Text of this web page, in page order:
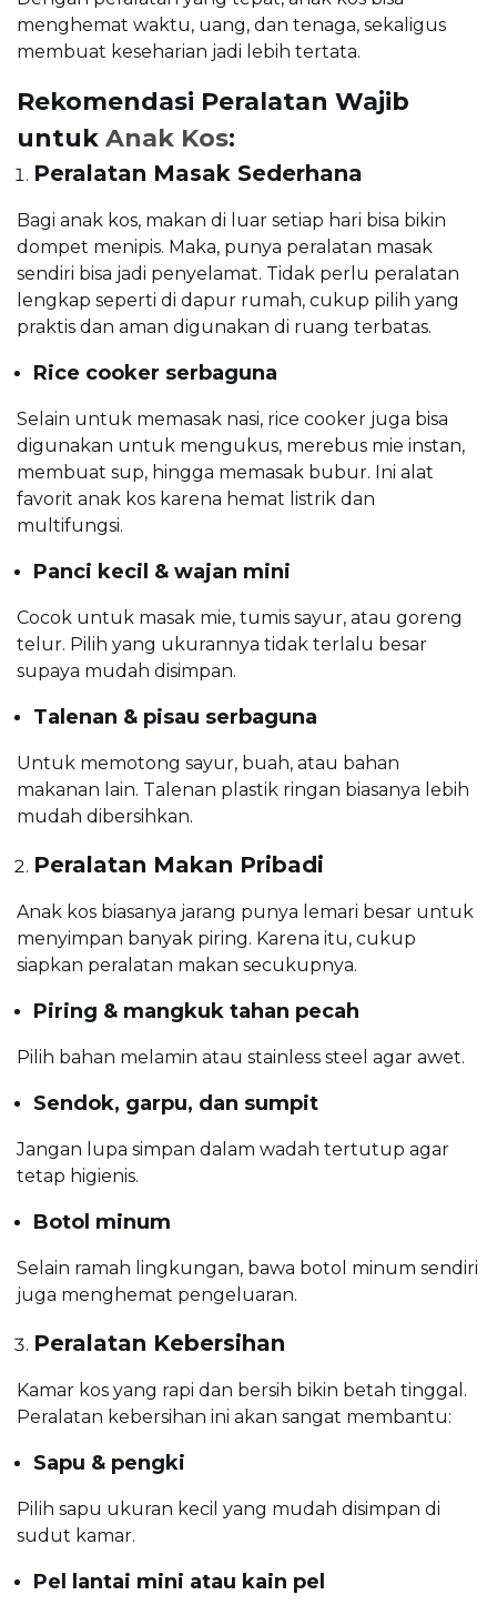
menghemat waktu, uang, dan tenaga, sekaligus
membuat keseharian jadi lebih tertata.
Rekomendasi Peralatan Wajib
untuk Anak Kos:
Peralatan Masak Sederhana
Bagi anak kos, makan di luar setiap hari bisa bikin
dompet menipis. Maka, punya peralatan masak
sendiri bisa jadi penyelamat. Tidak perlu peralatan
lengkap seperti di dapur rumah, cukup pilih yang
praktis dan aman digunakan di ruang terbatas.
Rice cooker serbaguna
Selain untuk memasak nasi, rice cooker juga bisa
digunakan untuk mengukus, merebus mie instan,
membuat sup, hingga memasak bubur. Ini alat
favorit anak kos karena hemat listrik dan
multifungsi.
Panci kecil & wajan mini
Cocok untuk masak mie, tumis sayur, atau goreng
telur. Pilih yang ukurannya tidak terlalu besar
supaya mudah disimpan.
Talenan & pisau serbaguna
Untuk memotong sayur, buah, atau bahan
makanan lain. Talenan plastik ringan biasanya lebih
mudah dibersihkan.
Peralatan Makan Pribadi
Anak kos biasanya jarang punya lemari besar untuk
menyimpan banyak piring. Karena itu, cukup
siapkan peralatan makan secukupnya.
Piring & mangkuk tahan pecah
Pilih bahan melamin atau stainless steel agar awet.
Sendok, garpu, dan sumpit
Jangan lupa simpan dalam wadah tertutup agar
tetap higienis.
Botol minum
Selain ramah lingkungan, bawa botol minum sendiri
juga menghemat pengeluaran.
Peralatan Kebersihan
Kamar kos yang rapi dan bersih bikin betah tinggal.
Peralatan kebersihan ini akan sangat membantu:
Sapu & pengki
Pilih sapu ukuran kecil yang mudah disimpan di
sudut kamar.
Pel lantai mini atau kain pel